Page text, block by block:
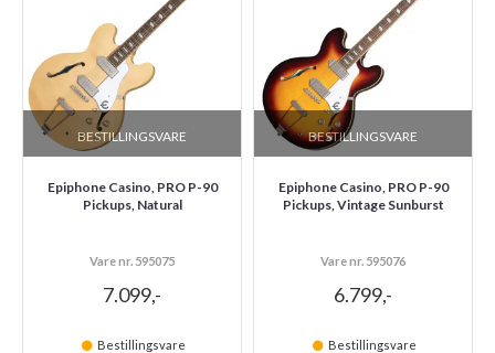
BESTILLINGSVARE
Epiphone Casino, PRO P-90
Pickups, Natural
Vare nr. 595075
7.099,-
Bestillingsvare
BESTILLINGSVARE
Epiphone Casino, PRO P-90
Pickups, Vintage Sunburst
Vare nr. 595076
6.799,-
Bestillingsvare